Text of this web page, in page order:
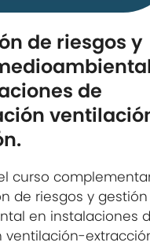
de riesgos y
de
curso
de riesgos y gestión
en instalaciones
ventilación-